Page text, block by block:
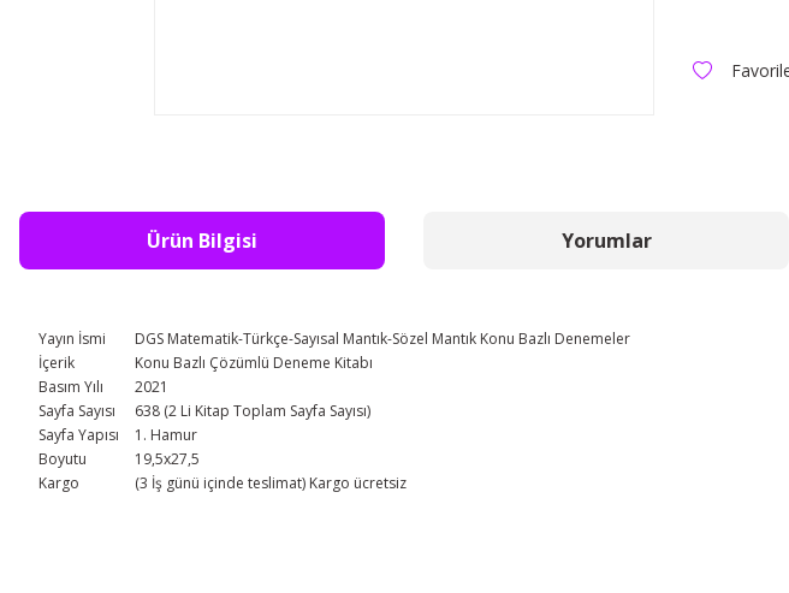
Ürün Bilgisi Yorumlar
Yayın İsmi
DGS Matematik-Türkçe-Sayısal Mantık-Sözel Mantık Konu Bazlı Denemeler
İçerik
Konu Bazlı Çözümlü Deneme Kitabı
Basım Yılı
2021
Sayfa Sayısı
638 (2 Li Kitap Toplam Sayfa Sayısı)
Sayfa Yapısı
1. Hamur
Boyutu
19,5x27,5
Kargo
(3 İş günü içinde teslimat) Kargo ücretsiz